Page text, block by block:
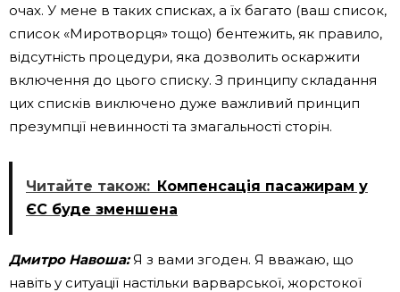
очах. У мене в таких списках, а їх багато (ваш список,
список «Миротворця» тощо) бентежить, як правило,
відсутність процедури, яка дозволить оскаржити
включення до цього списку. З принципу складання
цих списків виключено дуже важливий принцип
презумпції невинності та змагальності сторін.
Читайте також: Компенсація пасажирам у
ЄС буде зменшена
Дмитро Навоша: Я з вами згоден. Я вважаю, що
навіть у ситуації настільки варварської, жорстокої